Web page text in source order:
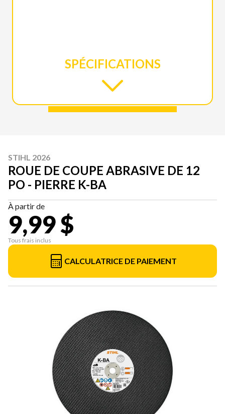
SPÉCIFICATIONS
STIHL 2026
ROUE DE COUPE ABRASIVE DE 12
PO - PIERRE K-BA
À partir de
9,99 $
Tous frais inclus
CALCULATRICE DE PAIEMENT